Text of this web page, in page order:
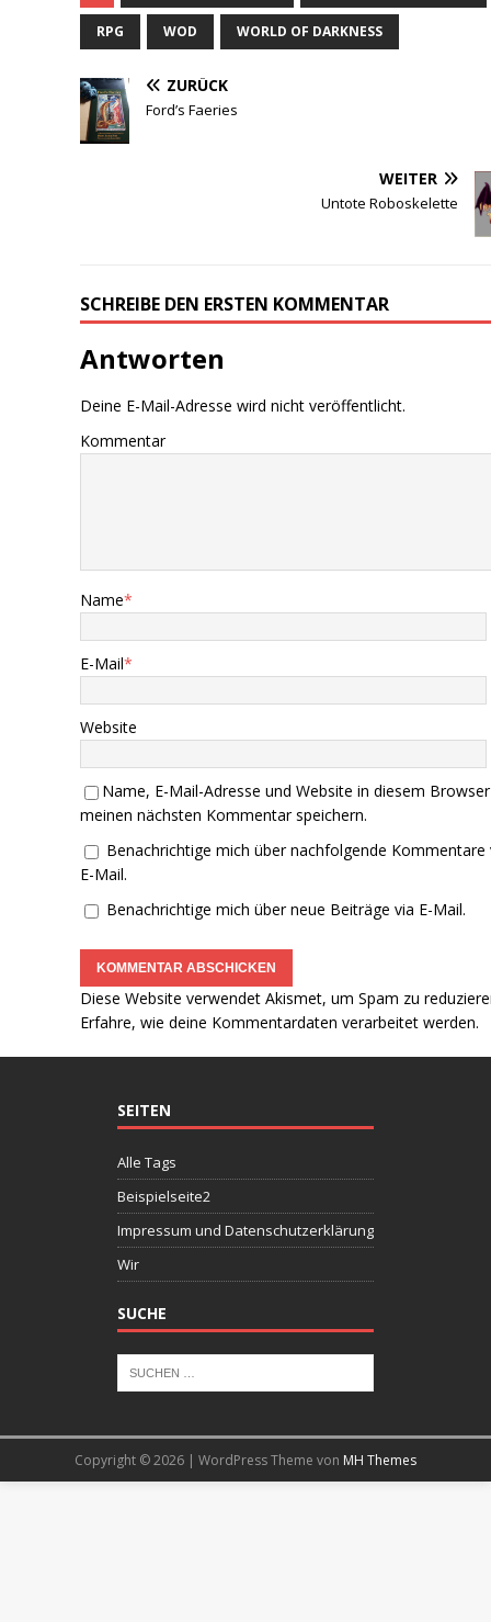
RPG WOD WORLD OF DARKNESS
ZURÜCK
Ford’s Faeries
WEITER
Untote Roboskelette
SCHREIBE DEN ERSTEN KOMMENTAR
Antworten
Deine E-Mail-Adresse wird nicht veröffentlicht.
Kommentar
Name*
E-Mail*
Website
Name, E-Mail-Adresse und Website in diesem
meinen nächsten Kommentar speichern.
Benachrichtige mich über nachfolgende Kommentare
E-Mail.
Benachrichtige mich über neue Beiträge via E-Mail.
Diese Website verwendet Akismet, um Spam zu
Erfahre, wie deine Kommentardaten verarbeitet werden.
SEITEN
Alle Tags
Beispielseite2
Impressum und Datenschutzerklärung
Wir
SUCHE
Copyright © 2026 | WordPress Theme von MH Themes